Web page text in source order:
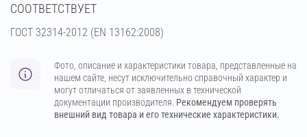
СООТВЕТСТВУЕТ
ГОСТ 32314-2012 (ЕN 13162:2008)
Фото, описание и характеристики товара, представленные на
нашем сайте, несут исключительно справочный характер и
могут отличаться от заявленных в технической
документации производителя. Рекомендуем проверять
внешний вид товара и его технические характеристики.